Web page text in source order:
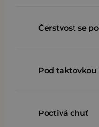
Čerstvost se
Pod taktovkou
Poctivá chuť